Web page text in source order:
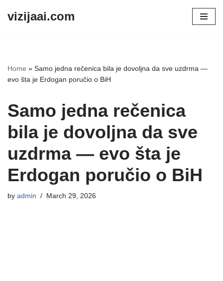
vizijaai.com
Home » Samo jedna rečenica bila je dovoljna da sve uzdrma —
evo šta je Erdogan poručio o BiH
Samo jedna rečenica
bila je dovoljna da sve
uzdrma — evo šta je
Erdogan poručio o BiH
by admin March 29, 2026